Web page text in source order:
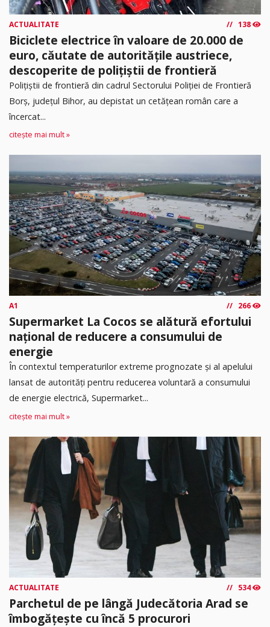
ACTUALITATE 138
Biciclete electrice în valoare de 20.000 de
euro, căutate de autoritățile austriece,
descoperite de polițiștii de frontieră
Poliţiştii de frontieră din cadrul Sectorului Poliției de Frontieră
Borș, județul Bihor, au depistat un cetățean român care a
încercat...
citește mai mult »
A1 266
Supermarket La Cocos se alătură efortului
național de reducere a consumului de
energie
În contextul temperaturilor extreme prognozate și al apelului
lansat de autorități pentru reducerea voluntară a consumului
de energie electrică, Supermarket...
citește mai mult »
ACTUALITATE 534
Parchetul de pe lângă Judecătoria Arad se
îmbogățește cu încă 5 procurori